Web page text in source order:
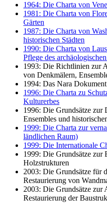
1964: Die Charta von
1981: Die Charta von
Gärten
1987: Die Charta von
historischen Städten
1990: Die Charta von
Pflege des
1993: Die Richtlinien zur
von Denkmälern,
1994: Das Nara
1996: Die Charta zu
Kulturerbes
1996: Die Grundsätze zur
Ensembles und
1999: Die Charta zur
ländlichen Raum)
1999: Die Internationale
1999: Die Grundsätze zur
Holzstrukturen
2003: Die Grundsätze für
Restaurierung von
2003: Die Grundsätze zur
Restaurierung der